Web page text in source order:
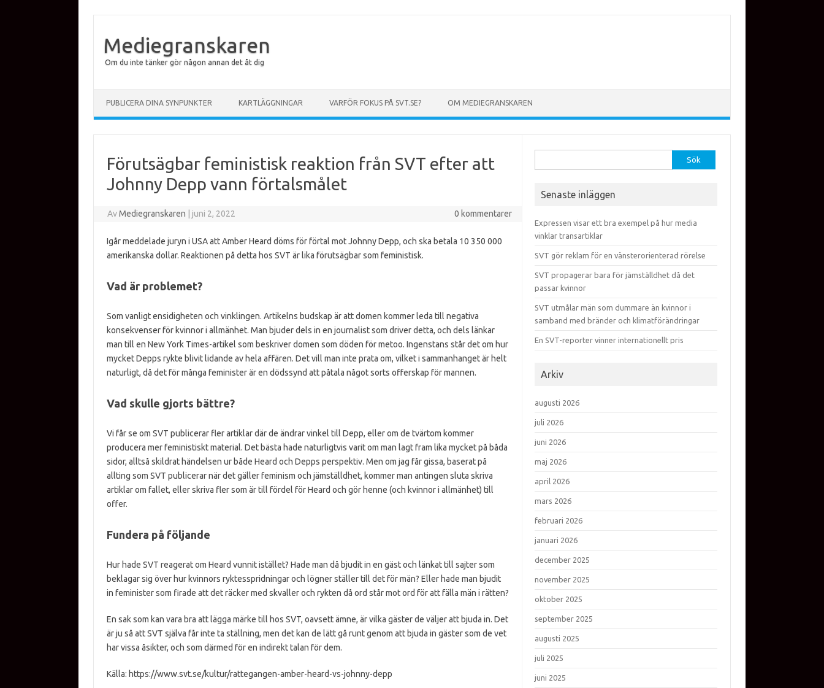
Mediegranskaren
Om du inte tänker gör någon annan det åt dig
PUBLICERA DINA SYNPUNKTER KARTLÄGGNINGAR VARFÖR FOKUS PÅ SVT.SE? OM MEDIEGRANSKAREN
Förutsägbar feministisk reaktion från SVT efter att
Johnny Depp vann förtalsmålet
AvMediegranskaren juni 2, 2022 0 kommentarer
Igår meddelade juryn i USA att Amber Heard döms för förtal mot Johnny Depp, och ska betala 10 350 000
amerikanska dollar. Reaktionen på detta hos SVT är lika förutsägbar som feministisk.
Vad är problemet?
Som vanligt ensidigheten och vinklingen. Artikelns budskap är att domen kommer leda till negativa
konsekvenser för kvinnor i allmänhet. Man bjuder dels in en journalist som driver detta, och dels länkar
man till en New York Times-artikel som beskriver domen som döden för metoo. Ingenstans står det om hur
mycket Depps rykte blivit lidande av hela affären. Det vill man inte prata om, vilket i sammanhanget är helt
naturligt, då det för många feminister är en dödssynd att påtala något sorts offerskap för mannen.
Vad skulle gjorts bättre?
Vi får se om SVT publicerar fler artiklar där de ändrar vinkel till Depp, eller om de tvärtom kommer
producera mer feministiskt material. Det bästa hade naturligtvis varit om man lagt fram lika mycket på båda
sidor, alltså skildrat händelsen ur både Heard och Depps perspektiv. Men om jag får gissa, baserat på
allting som SVT publicerar när det gäller feminism och jämställdhet, kommer man antingen sluta skriva
artiklar om fallet, eller skriva fler som är till fördel för Heard och gör henne (och kvinnor i allmänhet) till
offer.
Fundera på följande
Hur hade SVT reagerat om Heard vunnit istället? Hade man då bjudit in en gäst och länkat till sajter som
beklagar sig över hur kvinnors ryktesspridningar och lögner ställer till det för män? Eller hade man bjudit
in feminister som firade att det räcker med skvaller och rykten då ord står mot ord för att fälla män i rätten?
En sak som kan vara bra att lägga märke till hos SVT, oavsett ämne, är vilka gäster de väljer att bjuda in. Det
är ju så att SVT själva får inte ta ställning, men det kan de lätt gå runt genom att bjuda in gäster som de vet
har vissa åsikter, och som därmed för en indirekt talan för dem.
Källa: https://www.svt.se/kultur/rattegangen-amber-heard-vs-johnny-depp
Senaste inläggen
Expressen visar ett bra exempel på hur media
vinklar transartiklar
SVT gör reklam för en vänsterorienterad rörelse
SVT propagerar bara för jämställdhet då det
passar kvinnor
SVT utmålar män som dummare än kvinnor i
samband med bränder och klimatförändringar
En SVT-reporter vinner internationellt pris
Arkiv
augusti 2026
juli 2026
juni 2026
maj 2026
april 2026
mars 2026
februari 2026
januari 2026
december 2025
november 2025
oktober 2025
september 2025
augusti 2025
juli 2025
juni 2025